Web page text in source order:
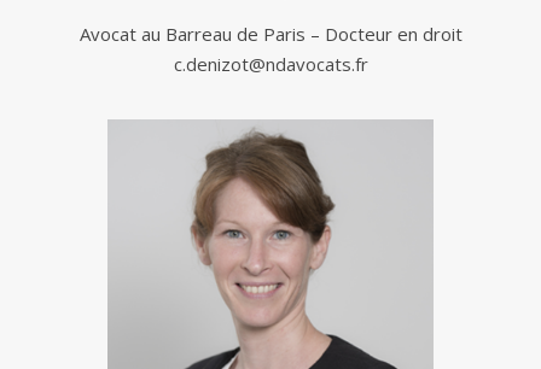
Avocat au Barreau de Paris – Docteur en droit
c.denizot@ndavocats.fr